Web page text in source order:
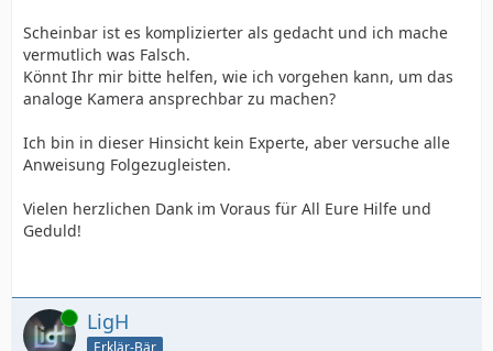
Scheinbar ist es komplizierter als gedacht und ich mache
vermutlich was Falsch.
Könnt Ihr mir bitte helfen, wie ich vorgehen kann, um das
analoge Kamera ansprechbar zu machen?
Ich bin in dieser Hinsicht kein Experte, aber versuche alle
Anweisung Folgezugleisten.
Vielen herzlichen Dank im Voraus für All Eure Hilfe und
Geduld!
Online LigH
Erklär-Bär